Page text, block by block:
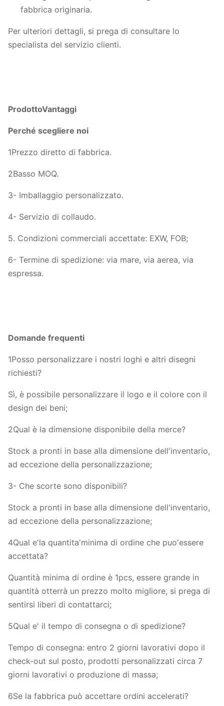
fabbrica originaria.
Per ulteriori dettagli, si prega di consultare lo
specialista del servizio clienti.
ProdottoVantaggi
Perché scegliere noi
1Prezzo diretto di fabbrica.
2Basso MOQ.
3- Imballaggio personalizzato.
4- Servizio di collaudo.
5. Condizioni commerciali accettate: EXW, FOB;
6- Termine di spedizione: via mare, via aerea, via
espressa.
Domande frequenti
1Posso personalizzare i nostri loghi e altri disegni
richiesti?
Sì, è possibile personalizzare il logo e il colore con il
design dei beni;
2Qual è la dimensione disponibile della merce?
Stock a pronti in base alla dimensione dell'inventario,
ad eccezione della personalizzazione;
3- Che scorte sono disponibili?
Stock a pronti in base alla dimensione dell'inventario,
ad eccezione della personalizzazione;
4Qual e'la quantita'minima di ordine che puo'essere
accettata?
Quantità minima di ordine è 1pcs, essere grande in
quantità otterrà un prezzo molto migliore, si prega di
sentirsi liberi di contattarci;
5Qual e' il tempo di consegna o di spedizione?
Tempo di consegna: entro 2 giorni lavorativi dopo il
check-out sul posto, prodotti personalizzati circa 7
giorni lavorativi o produzione di massa;
6Se la fabbrica può accettare ordini accelerati?